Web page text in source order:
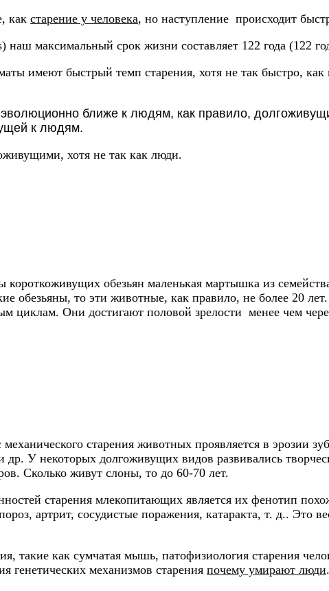
как старение у человека, но наступление происходит
наш максимальный срок жизни составляет 122 года
имеют быстрый темп старения, хотя не так быстро,
ближе к людям, как правило,
к людям.
хотя не так как люди.
короткоживущих обезьян маленькая мартышка из
обезьяны, то эти животные, как правило, не более 20
циклам. Они достигают половой зрелости менее чем
старения животных проявляется в эрозии
У некоторых долгоживущих видов развивались
Сколько живут слоны, то до 60-70 лет.
старения млекопитающих является их фенотип
артрит, сосудистые поражения, катаракта, т. д.. Это
такие как сумчатая мышь, патофизиология старения
генетических механизмов старения почему умирают люди.